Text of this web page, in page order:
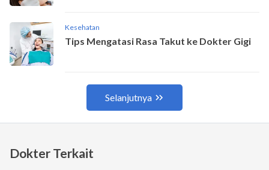
Dokter Terkait